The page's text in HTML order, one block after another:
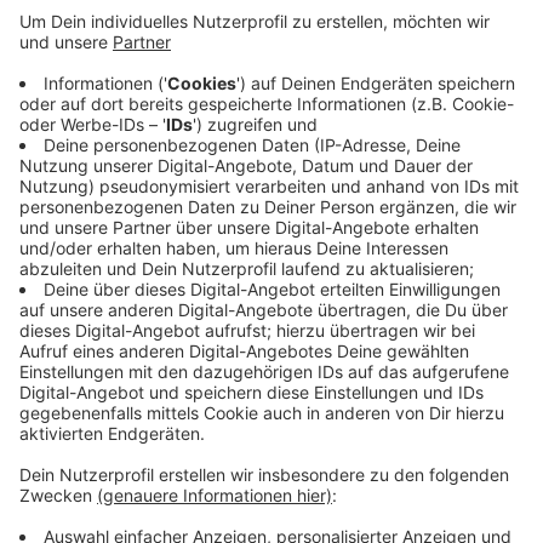
Das hat ein außerordentlicher Verbandstag endgültig
entschieden. Er fand wegen der Coronapandemie
erstmals virtuell im Internet statt. Beschlossen wurde
außerdem, dass alle Mannschaften auf
aufstiegsberechtigten Tabellenplätzen aufsteigen.
Dafür zählt unter anderem der Tabellenstand von
Mitte März, als der Spielbetrieb Corona-bedingt
ausgesetzt wurde. Absteiger gibt es keine. Die
Pokalwettbewerbe sollen aber zu Beginn der neuen
Saison zu Ende gespielt werden.
Anzeige